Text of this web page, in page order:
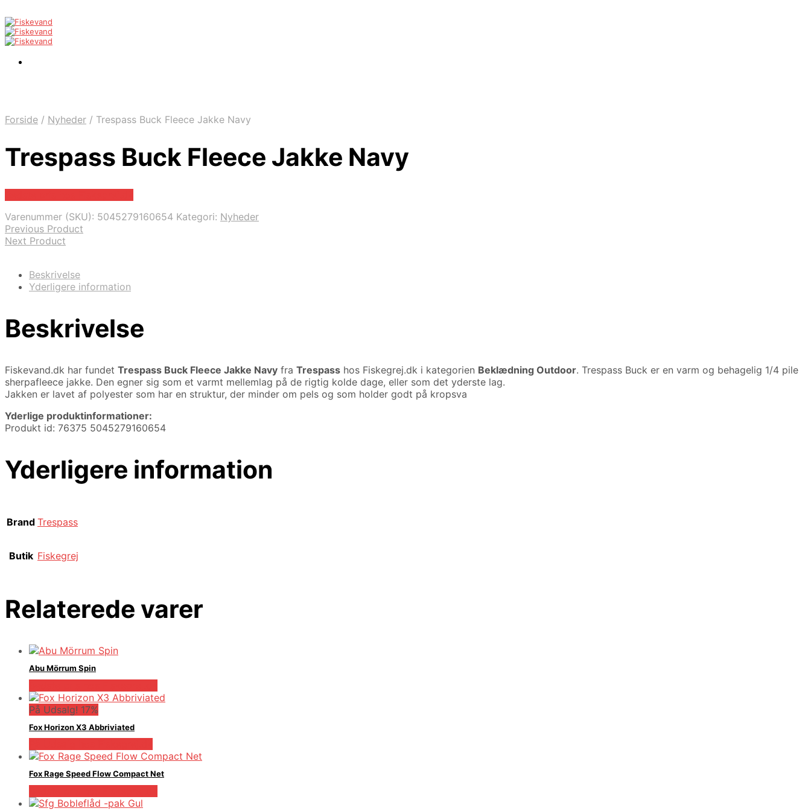
Forside / Nyheder / Trespass Buck Fleece Jakke Navy
Trespass Buck Fleece Jakke Navy
Varenummer (SKU): 5045279160654 Kategori: Nyheder
Previous Product
Next Product
Beskrivelse
Yderligere information
Beskrivelse
Fiskevand.dk har fundet Trespass Buck Fleece Jakke Navy fra Trespass hos Fiskegrej.dk i kategorien Beklædning Outdoor. Trespass Buck er en varm og behagelig 1/4 pile
sherpafleece jakke. Den egner sig som et varmt mellemlag på de rigtig kolde dage, eller som det yderste lag.
Jakken er lavet af polyester som har en struktur, der minder om pels og som holder godt på kropsva
Yderlige produktinformationer:
Produkt id: 76375 5045279160654
Yderligere information
Brand Trespass
Butik Fiskegrej
Relaterede varer
Abu Mörrum Spin
På Udsalg! 17%
Fox Horizon X3 Abbriviated
Fox Rage Speed Flow Compact Net